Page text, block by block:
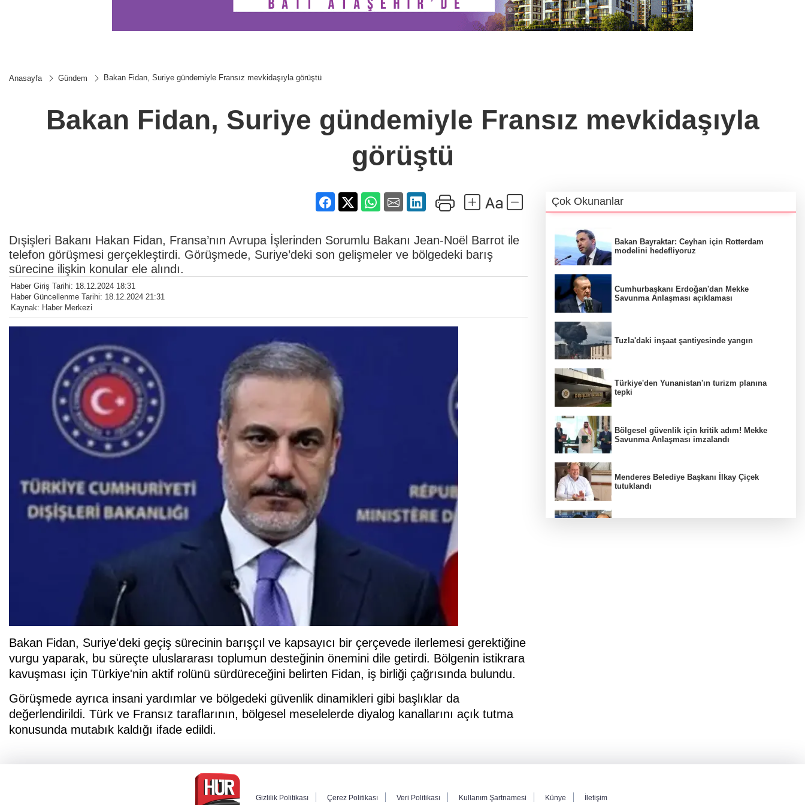
Anasayfa Gündem Bakan Fidan, Suriye gündemiyle Fransız mevkidaşıyla görüştü
Bakan Fidan, Suriye gündemiyle Fransız mevkidaşıyla
görüştü
Dışişleri Bakanı Hakan Fidan, Fransa’nın Avrupa İşlerinden Sorumlu Bakanı Jean-Noël Barrot ile
telefon görüşmesi gerçekleştirdi. Görüşmede, Suriye’deki son gelişmeler ve bölgedeki barış
sürecine ilişkin konular ele alındı.
Haber Giriş Tarihi: 18.12.2024 18:31
Haber Güncellenme Tarihi: 18.12.2024 21:31
Kaynak: Haber Merkezi
Bakan Fidan, Suriye'deki geçiş sürecinin barışçıl ve kapsayıcı bir çerçevede ilerlemesi gerektiğine
vurgu yaparak, bu süreçte uluslararası toplumun desteğinin önemini dile getirdi. Bölgenin istikrara
kavuşması için Türkiye'nin aktif rolünü sürdüreceğini belirten Fidan, iş birliği çağrısında bulundu.
Görüşmede ayrıca insani yardımlar ve bölgedeki güvenlik dinamikleri gibi başlıklar da
değerlendirildi. Türk ve Fransız taraflarının, bölgesel meselelerde diyalog kanallarını açık tutma
konusunda mutabık kaldığı ifade edildi.
Çok Okunanlar
Bakan Bayraktar: Ceyhan için Rotterdam
modelini hedefliyoruz
Cumhurbaşkanı Erdoğan'dan Mekke
Savunma Anlaşması açıklaması
Tuzla'daki inşaat şantiyesinde yangın
Türkiye'den Yunanistan'ın turizm planına
tepki
Bölgesel güvenlik için kritik adım! Mekke
Savunma Anlaşması imzalandı
Menderes Belediye Başkanı İlkay Çiçek
tutuklandı
Gizlilik Politikası Çerez Politikası Veri Politikası Kullanım Şartnamesi Künye İletişim